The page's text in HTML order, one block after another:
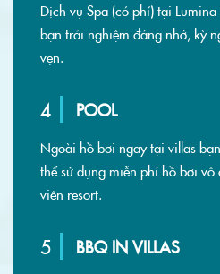
Dịch vụ Spa (có phí) tại
bạn trải nghiệm đáng nhớ, kỳ
vẹn.
4 POOL
Ngoài hồ bơi ngay tại villas
thể sử dụng miễn phí hồ bơi
viên resort.
5 BBQ IN VILLAS